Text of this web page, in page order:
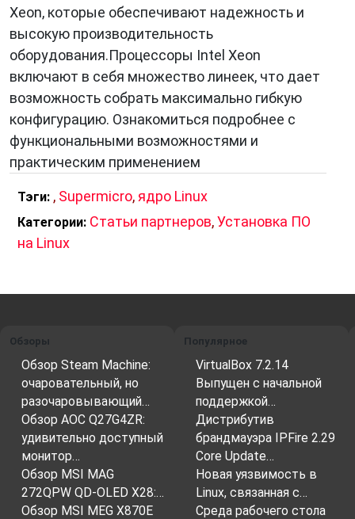
Xeon, которые обеспечивают надежность и
высокую производительность
оборудования.Процессоры Intel Xeon
включают в себя множество линеек, что дает
возможность собрать максимально гибкую
конфигурацию. Ознакомиться подробнее с
функциональными возможностями и
практическим применением
Тэги: , Supermicro, ядро Linux
Категории: Статьи партнеров,Установка ПО
на Linux
Обзоры
Обзор Steam Machine:
очаровательный, но
разочаровывающий…
Обзор AOC Q27G4ZR:
удивительно доступный
монитор…
Обзор MSI MAG
272QPW QD-OLED X28:…
Обзор MSI MEG X870E
Популярное
VirtualBox 7.2.14
Выпущен с начальной
поддержкой…
Дистрибутив
брандмауэра IPFire 2.29
Core Update…
Новая уязвимость в
Linux, связанная с…
Среда рабочего стола